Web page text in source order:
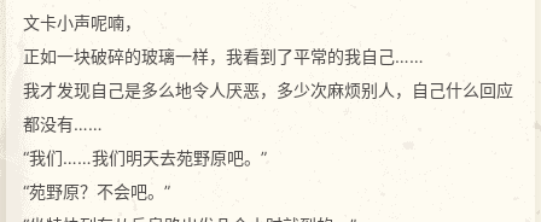
文卡小声呢喃，
正如一块破碎的玻璃一样，我看到了平常的我自己……
我才发现自己是多么地令人厌恶，多少次麻烦别人，自己什么回应
都没有……
“我们……我们明天去苑野原吧。”
“苑野原？不会吧。”